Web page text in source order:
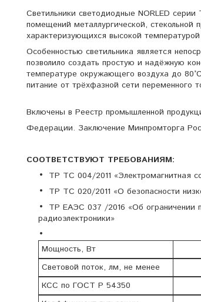
Светильники светодиодные NORLED
помещений металлургической, стекольной
характеризующихся высокой
Особенностью светильника является
позволило создать простую и надёжную
температуре окружающего воздуха до
питание от трёхфазной сети переменного
Включены в Реестр промышленной
Федерации. Заключение Минпромторга
СООТВЕТСТВУЮТ ТРЕБОВАНИЯМ:
ТР ТС 004/2011 «Электромагнитная
ТР ТС 020/2011 «О безопасности
ТР ЕАЭС 037 /2016 «Об ограничении
радиоэлектроники»
Мощность, Вт
Световой поток, лм, не менее
КСС по ГОСТ Р 54350